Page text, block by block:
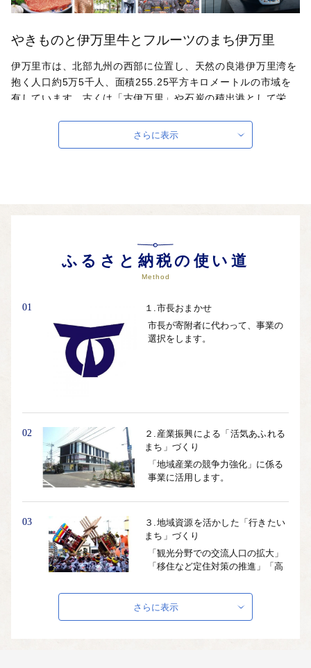
やきものと伊万里牛とフルーツのまち伊万里
伊万里市は、北部九州の西部に位置し、天然の良港伊万里湾を
抱く人口約5万5千人、面積255.25平方キロメートルの市域を
有しています。古くは「古伊万里」や石炭の積出港として栄
工業港としても発展を遂げています。また、「古伊万里文化」
の香りが漂う焼き物などを市内の随所で見ることができ、四季
さらに表示
ふるさと納税の使い道
Method
01
１.市長おまかせ
市長が寄附者に代わって、事業の
選択をします。
02
２.産業振興による「活気あふれる
まち」づくり
「地域産業の競争力強化」に係る
事業に活用します。
03
３.地域資源を活かした「行きたい
まち」づくり
「観光分野での交流人口の拡大」
「移住など定住対策の推進」「高
に活用します。
さらに表示